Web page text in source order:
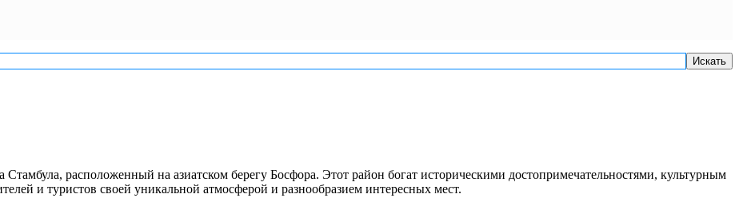
Искать
расположенный на азиатском берегу Босфора. Этот район богат историческими достопримечательностями, культурным
и туристов своей уникальной атмосферой и разнообразием интересных мест.